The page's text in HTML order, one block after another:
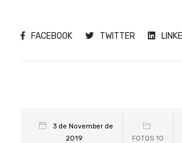
FACEBOOK TWITTER
3 de November de
2019
FOTOS 10